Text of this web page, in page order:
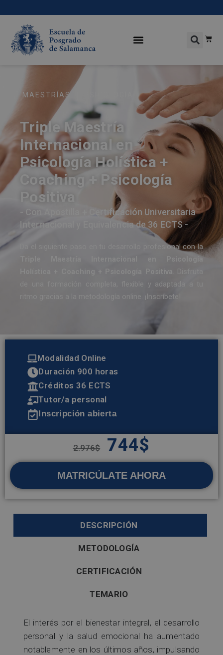
MAESTRÍAS
Triple Maestría
Internacional en
Psicología Holística +
Coaching + Psicología
Positiva
- Con Apostilla + Certificación Universitaria
Internacional y Equivalencia de 36 ECTS -
Da el siguiente paso en tu desarrollo profesional con la
Triple Maestría Internacional en Psicología
Holística + Coaching + Psicología Positiva . Disfruta
de una formación completa, flexible y adaptada a tu
ritmo gracias a la metodología online. ¡Inscríbete!
Modalidad Online
Duración 900 horas
Créditos 36 ECTS
Tutor/a personal
Inscripción abierta
2.976$ 744$
MATRICÚLATE AHORA
DESCRIPCIÓN
METODOLOGÍA
CERTIFICACIÓN
TEMARIO
El interés por el bienestar integral, el desarrollo
personal y la salud emocional ha aumentado
notablemente en los últimos años, impulsando